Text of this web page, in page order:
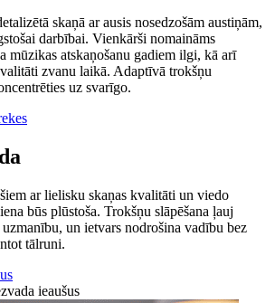
skaņā ar ausis nosedzošām austiņām,
darbībai. Vienkārši nomaināms
mūzikas atskaņošanu gadiem ilgi, kā arī
zvanu laikā. Adaptīvā trokšņu
uz svarīgo.
ar lielisku skaņas kvalitāti un viedo
būs plūstoša. Trokšņu slāpēšana ļauj
un ietvars nodrošina vadību bez
tālruni.